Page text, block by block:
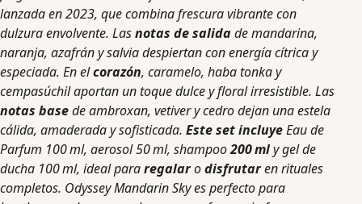
lanzada en 2023, que combina frescura vibrante con
dulzura envolvente. Lasnotas de salidade mandarina,
naranja, azafrán y salvia despiertan con energía cítrica y
especiada. En elcorazón, caramelo, haba tonka y
cempasúchil aportan un toque dulce y floral irresistible. Las
notas basede ambroxan, vetiver y cedro dejan una estela
cálida, amaderada y sofisticada. Este set incluyeEau de
Parfum 100 ml, aerosol 50 ml, shampoo200 mly gel de
ducha 100 ml, ideal pararegalarodisfrutaren rituales
completos. Odyssey Mandarin Sky es perfecto para